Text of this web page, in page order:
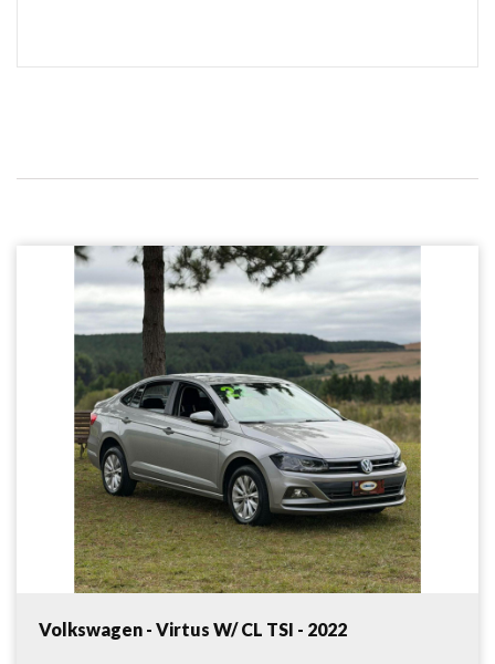
Volkswagen - Virtus W/ CL TSI - 2022